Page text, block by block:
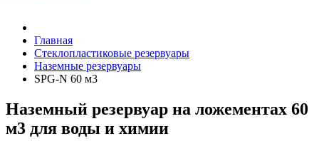
Главная
Стеклопластиковые резервуары
Наземные резервуары
SPG-N 60 м3
Наземный резервуар на ложементах 60
м3 для воды и химии